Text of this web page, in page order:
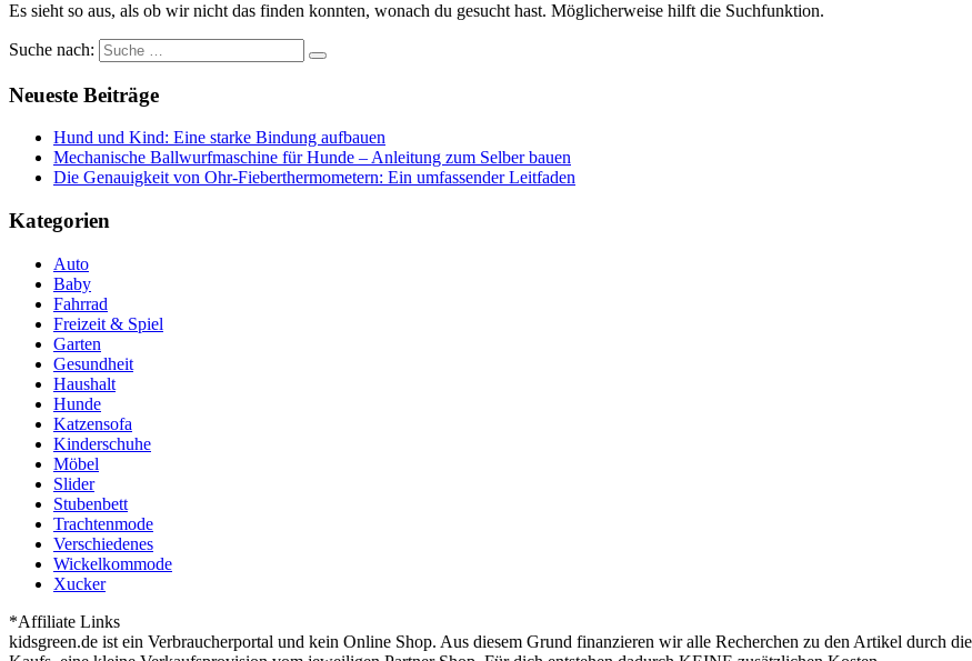
Es sieht so aus, als ob wir nicht das finden konnten, wonach du gesucht hast. Möglicherweise hilft die Suchfunktion.
Suche nach:
Neueste Beiträge
Hund und Kind: Eine starke Bindung aufbauen
Mechanische Ballwurfmaschine für Hunde – Anleitung zum Selber bauen
Die Genauigkeit von Ohr-Fieberthermometern: Ein umfassender Leitfaden
Kategorien
Auto
Baby
Fahrrad
Freizeit & Spiel
Garten
Gesundheit
Haushalt
Hunde
Katzensofa
Kinderschuhe
Möbel
Slider
Stubenbett
Trachtenmode
Verschiedenes
Wickelkommode
Xucker
*Affiliate Links
kidsgreen.de ist ein Verbraucherportal und kein Online Shop. Aus diesem Grund finanzieren wir alle Recherchen zu den Artikel durch